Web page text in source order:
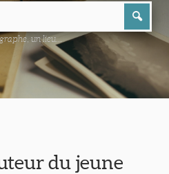
un lieu...
du jeune